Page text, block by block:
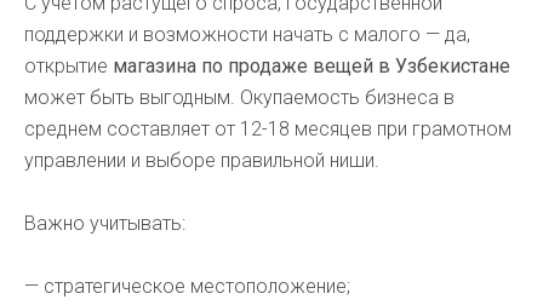
поддержки и возможности начать с малого — да,
открытие магазина по продаже вещей в Узбекистане
может быть выгодным. Окупаемость бизнеса в
среднем составляет от 12-18 месяцев при грамотном
управлении и выборе правильной ниши.
Важно учитывать:
— стратегическое местоположение;